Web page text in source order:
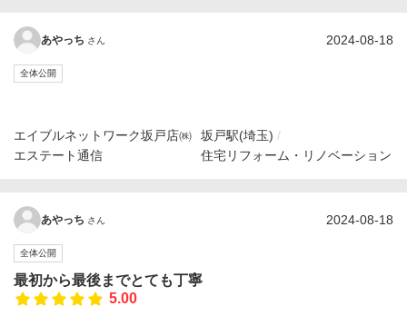
あやっち さん 2024-08-18
全体公開
エイブルネットワーク坂戸店㈱
エステート通信
坂戸駅(埼玉)
住宅リフォーム・リノベーション
あやっち さん 2024-08-18
全体公開
最初から最後までとても丁寧
5.00